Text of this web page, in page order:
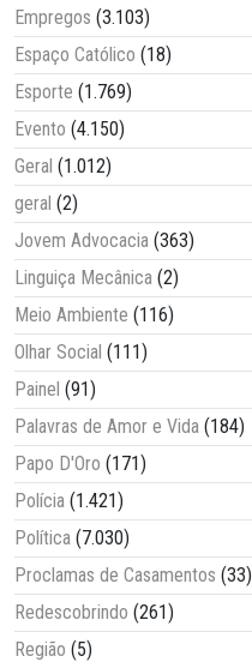
Empregos (3.103)
Espaço Católico (18)
Esporte (1.769)
Evento (4.150)
Geral (1.012)
geral (2)
Jovem Advocacia (363)
Linguiça Mecânica (2)
Meio Ambiente (116)
Olhar Social (111)
Painel (91)
Palavras de Amor e Vida (184)
Papo D'Oro (171)
Polícia (1.421)
Política (7.030)
Proclamas de Casamentos (33)
Redescobrindo (261)
Região (5)